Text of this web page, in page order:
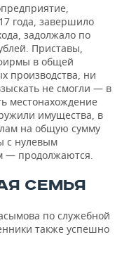
года, завершило
задолжало по
Приставы,
в общей
производства, ни
не смогли — в
местонахождение
имущества, в
на общую сумму
с нулевым
— продолжаются.
СЕМЬЯ
по служебной
также успешно